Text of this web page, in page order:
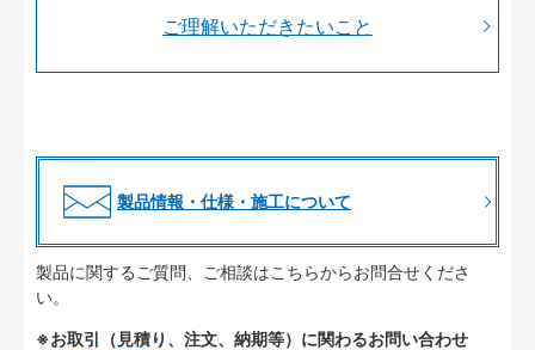
ご理解いただきたいこと
製品情報・仕様・施工について
製品に関するご質問、ご相談はこちらからお問合せくださ
い。
※お取引（見積り、注文、納期等）に関わるお問い合わせ